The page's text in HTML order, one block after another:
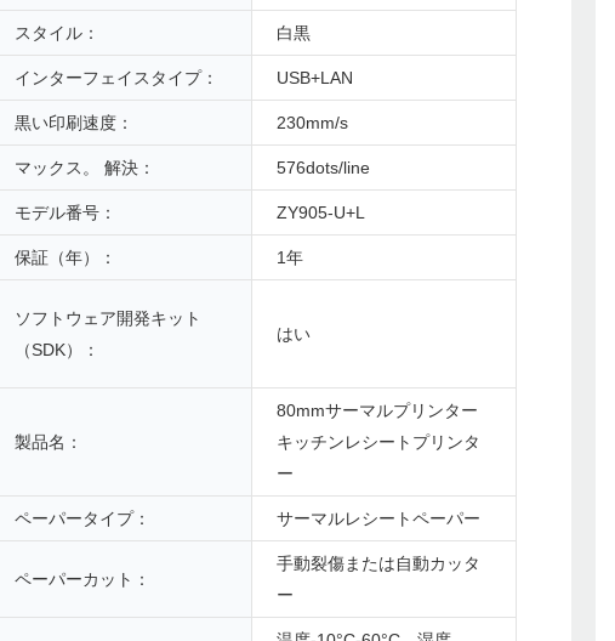
スタイル： 白黒
インターフェイスタイプ： USB+LAN
黒い印刷速度： 230mm/s
マックス。 解決： 576dots/line
モデル番号： ZY905-U+L
保証（年）： 1年
ソフトウェア開発キット
（SDK）：
はい
製品名：
80mmサーマルプリンター
キッチンレシートプリンタ
ー
ペーパータイプ： サーマルレシートペーパー
ペーパーカット：
手動裂傷または自動カッタ
ー